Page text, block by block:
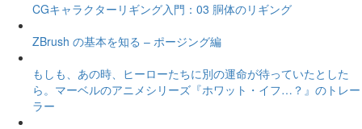
CGキャラクターリギング入門：03 胴体のリギング
ZBrush の基本を知る – ポージング編
もしも、あの時、ヒーローたちに別の運命が待っていたとした
ら。マーベルのアニメシリーズ『ホワット・イフ…？』のトレー
ラー